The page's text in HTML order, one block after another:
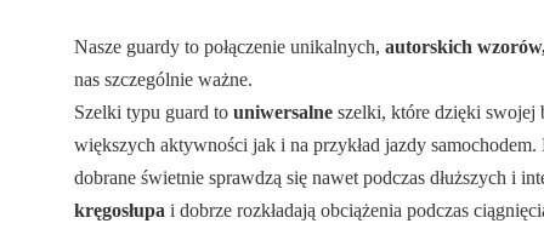
Nasze guardy to połączenie unikalnych,autorskich
nas szczególnie ważne.
Szelki typu guard touniwersalneszelki, które dzięki swojej
większych aktywności jak i na przykład jazdy
dobrane świetnie sprawdzą się nawet podczas dłuższych i
kręgosłupa i dobrze rozkładają obciążenia podczas